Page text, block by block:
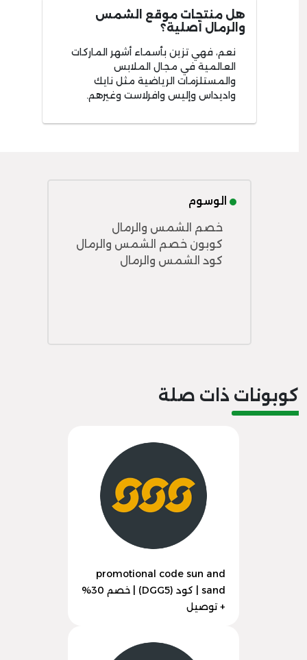
هل منتجات موقع الشمس
والرمال أصلية؟
نعم، فهي تزين بأسماء أشهر الماركات
العالمية في مجال الملابس
والمستلزمات الرياضية مثل نايك
واديداس وإليس وافرلاست وغيرهم.
الوسوم
خصم الشمس والرمال
كوبون خصم الشمس والرمال
كود الشمس والرمال
كوبونات ذات صلة
promotional code sun and
sand | كود (DGG5) | خصم 30%
+ توصيل